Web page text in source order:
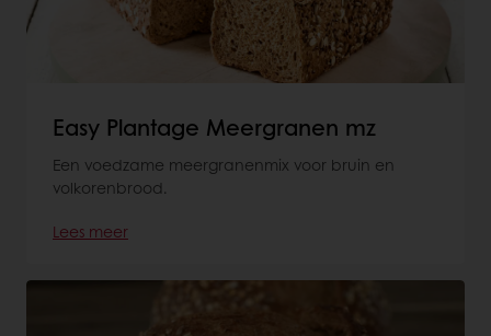
Easy Plantage Meergranen mz
Een voedzame meergranenmix voor bruin en
volkorenbrood.
Lees meer